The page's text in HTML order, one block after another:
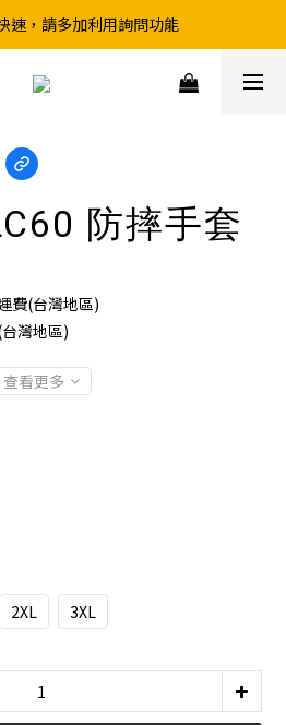
宅配滿490 享免運優惠
速，請多加利用詢問功能
商品前，請先致電詢問庫存
防摔手套
費(台灣地區)
灣地區)
查看更多
2XL 3XL